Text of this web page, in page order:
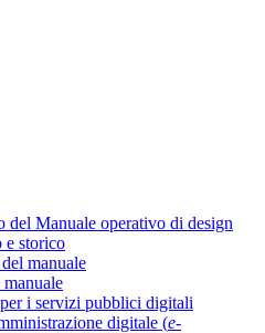
del Manuale operativo di design
e storico
manuale
i servizi pubblici digitali
digitale (e-